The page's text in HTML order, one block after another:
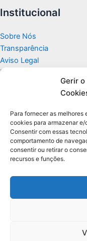
Gerir
Para fornecer as melhores
cookies para armazenar
Consentir com essas
comportamento de
consentir ou retirar o
recursos e funções.
Institucional
Sobre Nós
Transparência
Aviso Legal
Termos de Uso
Politicas de Privacidade
Apoio
Glossário de Tecnologia
Portal editorial
© 2026 Para Você